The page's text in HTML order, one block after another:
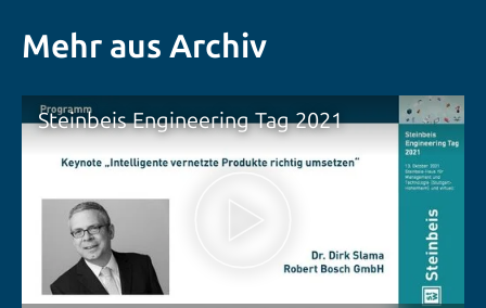
Mehr aus Archiv
Steinbeis Engineering Tag 2021